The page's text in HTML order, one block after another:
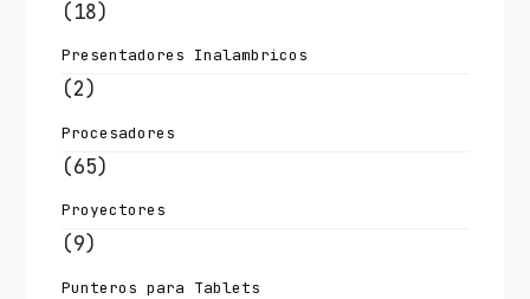
(18)
Presentadores Inalambricos
(2)
Procesadores
(65)
Proyectores
(9)
Punteros para Tablets